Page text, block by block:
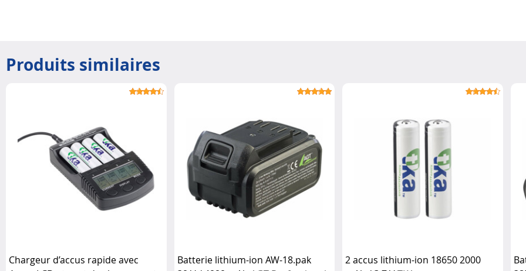
Produits similaires
Chargeur d’accus rapide avec
Batterie lithium-ion AW-18.pak
2 accus lithium-ion 18650 2000